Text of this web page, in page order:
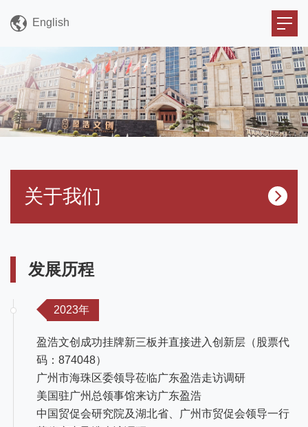
English
关于我们
发展历程
2023年
盈浩文创成功挂牌新三板并直接进入创新层（股票代
码：874048）
广州市海珠区委领导莅临广东盈浩走访调研
美国驻广州总领事馆来访广东盈浩
中国贸促会研究院及湖北省、广州市贸促会领导一行